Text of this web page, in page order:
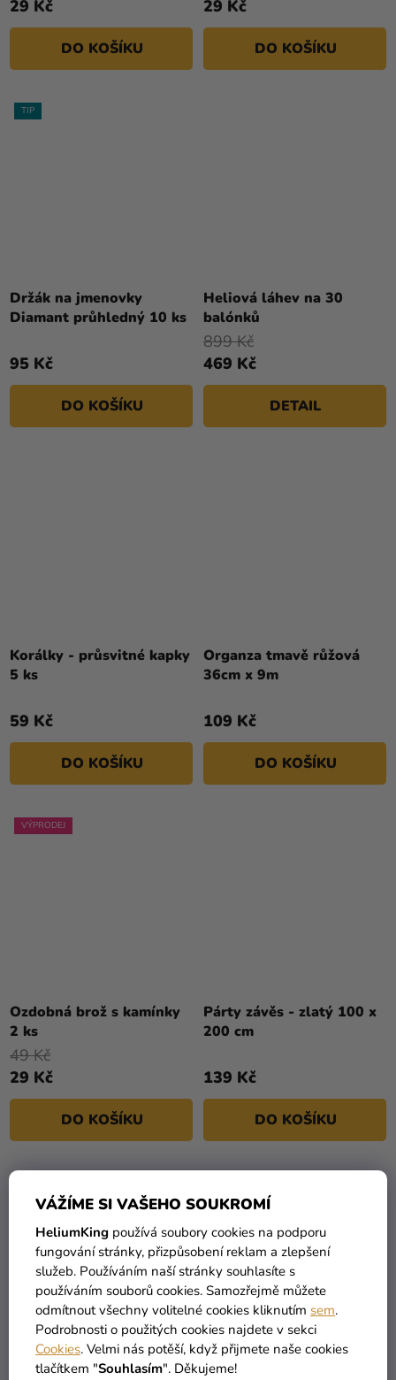
VÁŽÍME SI VAŠEHO SOUKROMÍ
HeliumKing používá soubory cookies na podporu
fungování stránky, přizpůsobení reklam a zlepšení
služeb. Používáním naší stránky souhlasíte s
používáním souborů cookies. Samozřejmě můžete
odmítnout všechny volitelné cookies kliknutím sem.
Podrobnosti o použitých cookies najdete v sekci
Cookies. Velmi nás potěší, když přijmete naše cookies
tlačítkem "Souhlasím". Děkujeme!
29 Kč
DO KOŠÍKU
29 Kč
DO KOŠÍKU
TIP
Držák na jmenovky
Diamant průhledný 10 ks
hodnocení
produktu
5
hvězdiček.
95 Kč
DO KOŠÍKU
Heliová láhev na 30
balónků
hodnocení
5
hvězdiček.
469 Kč
899 Kč
DETAIL
Korálky - průsvitné kapky
5 ks
59 Kč
DO KOŠÍKU
Organza tmavě růžová
36cm x 9m
109 Kč
DO KOŠÍKU
VÝPRODEJ
Ozdobná brož s kamínky
2 ks
29 Kč
49 Kč
DO KOŠÍKU
Párty závěs - zlatý 100 x
200 cm
139 Kč
DO KOŠÍKU
Stuha lesklá plastová na
Čelenka ''30'' s volánky a